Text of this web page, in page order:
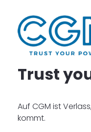
Trust
Auf CGM ist
kommt.